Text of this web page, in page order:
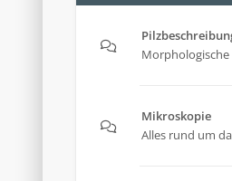
Mikroskopie
Alles rund um